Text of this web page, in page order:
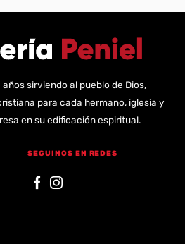
sirviendo al pueblo de Dios,
para cada hermano, iglesia y
en su edificación espiritual.
SEGUINOS EN REDES